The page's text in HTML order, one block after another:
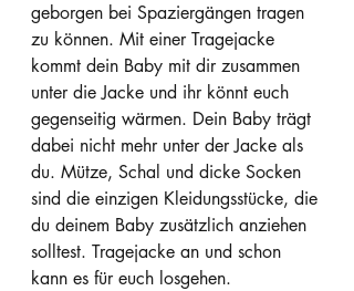
geborgen bei Spaziergängen tragen
zu können. Mit einer Tragejacke
kommt dein Baby mit dir zusammen
unter die Jacke und ihr könnt euch
gegenseitig wärmen. Dein Baby trägt
dabei nicht mehr unter der Jacke als
du. Mütze, Schal und dicke Socken
sind die einzigen Kleidungsstücke, die
du deinem Baby zusätzlich anziehen
solltest. Tragejacke an und schon
kann es für euch losgehen.